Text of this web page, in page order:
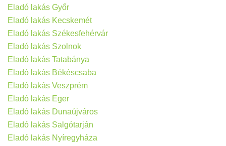
Eladó lakás Győr
Eladó lakás Kecskemét
Eladó lakás Székesfehérvár
Eladó lakás Szolnok
Eladó lakás Tatabánya
Eladó lakás Békéscsaba
Eladó lakás Veszprém
Eladó lakás Eger
Eladó lakás Dunaújváros
Eladó lakás Salgótarján
Eladó lakás Nyíregyháza